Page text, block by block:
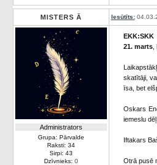
MISTERS Ā Iesūtīts:
Administrators
Grupa: Pārvalde
Raksti: 34
Sirpi: 43
Dzīvnieks: 0
EKK:SKK
21. marts,
skatītāji,
īsa, bet
Oskars
iemeslu
Iftakars
Otrā pusē